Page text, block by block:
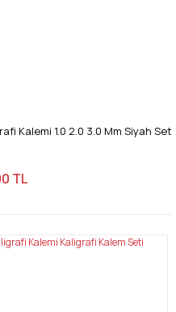
Kalemi 1.0 2.0 3.0 Mm Siyah Set
TL